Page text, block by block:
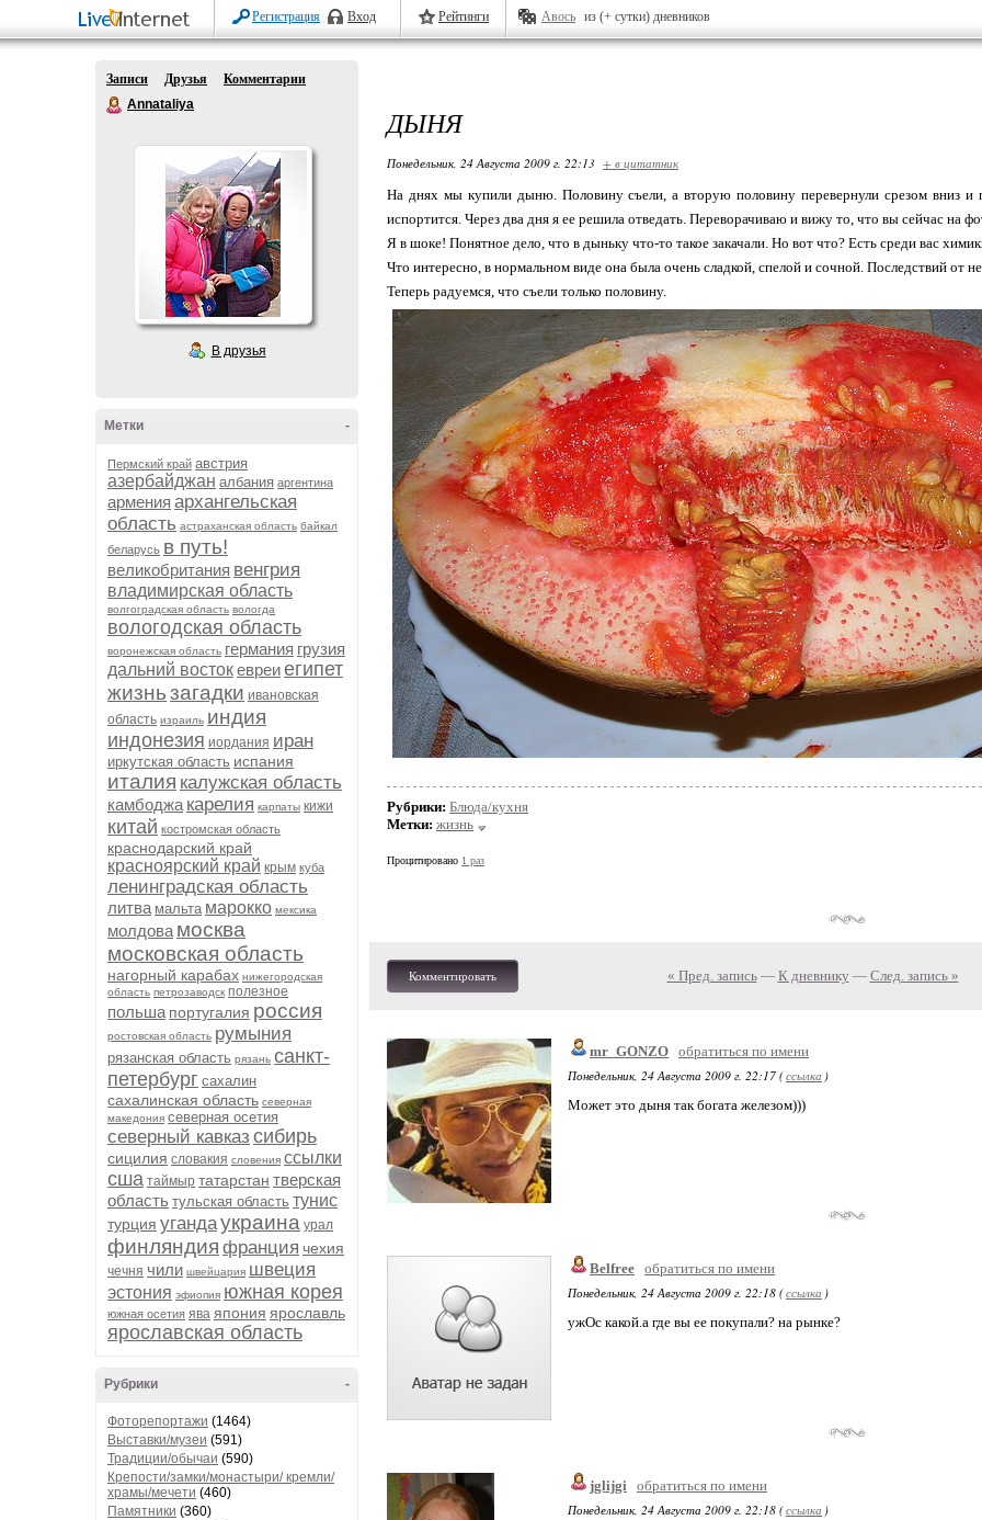
Регистрация Вход Рейтинги Авось из (+ сутки) дневников
Записи Друзья
Комментарии
Annataliya
В друзья
-
Метки
Пермский край австрия
азербайджан албания аргентина
армения архангельская
область астраханская область байкал
беларусь в путь!
великобритания венгрия
владимирская область
волгоградская область вологда
вологодская область
воронежская область германия грузия
дальний востокевреиегипет
жизньзагадки ивановская
область израиль индия
индонезия иордания иран
иркутская область испания
италия калужская область
камбоджа карелия карпаты кижи
китай костромская область
краснодарский край
красноярский край крым куба
ленинградская область
литва мальта марокко мексика
молдова москва
московская область
нагорный карабах нижегородская
область петрозаводск полезное
польша португалия россия
ростовская область румыния
рязанская область рязань санкт-
петербург сахалин
сахалинская область северная
македония северная осетия
северный кавказ сибирь
сицилия словакия словения ссылки
сша таймыр татарстан тверская
область тульская область тунис
турция угандаукраина урал
финляндия франция чехия
чечня чили швейцария швеция
эстония эфиопия южная корея
южная осетия ява япония ярославль
ярославская область
-
Рубрики
Фоторепортажи (1464)
Выставки/музеи (591)
Традиции/обычаи (590)
Крепости/замки/монастыри/ кремли/
храмы/мечети (460)
Памятники (360)
ДЫНЯ
Понедельник, 24 Августа 2009 г. 22:13 + в цитатник
На днях мы купили дыню. Половину съели, а вторую половину перевернули срезом вниз и
испортится. Через два дня я ее решила отведать. Переворачиваю и вижу то, что вы сейчас на
Я в шоке! Понятное дело, что в дыньку что-то такое закачали. Но вот что? Есть среди вас
Что интересно, в нормальном виде она была очень сладкой, спелой и сочной. Последствий от
Теперь радуемся, что съели только половину.
Рубрики: Блюда/кухня
Метки: жизнь
Процитировано 1 раз
Комментировать « Пред. запись— К дневнику — След. запись »
mr_GONZO обратиться по имени
Понедельник, 24 Августа 2009 г. 22:17 (ссылка )
Может это дыня так богата железом)))
Belfree обратиться по имени
Понедельник, 24 Августа 2009 г. 22:18 (ссылка )
ужОс какой.а где вы ее покупали? на рынке?
jglijgi обратиться по имени
Понедельник, 24 Августа 2009 г. 22:18 (ссылка )